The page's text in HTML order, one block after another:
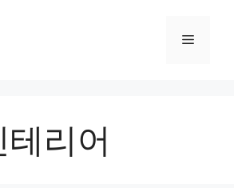
메
리어